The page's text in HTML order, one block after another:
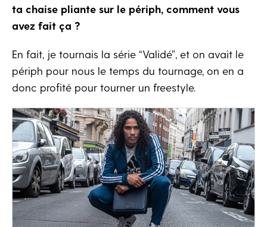
ta chaise pliante sur le périph, comment vous
avez fait ça ?
En fait, je tournais la série “Validé”, et on avait le
périph pour nous le temps du tournage, on en a
donc profité pour tourner un freestyle.